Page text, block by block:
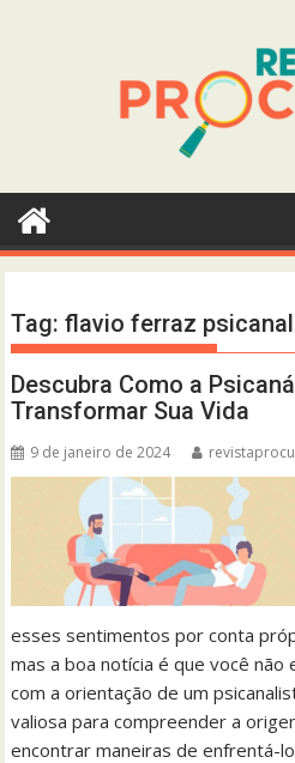
Tag:flavio ferraz
Descubra Como a
Transformar Sua Vida
9 de janeiro de 2024
esses sentimentos por conta
mas a boa notícia é que você não
com a orientação de um
valiosa para compreender a
encontrar maneiras de enfrentá-